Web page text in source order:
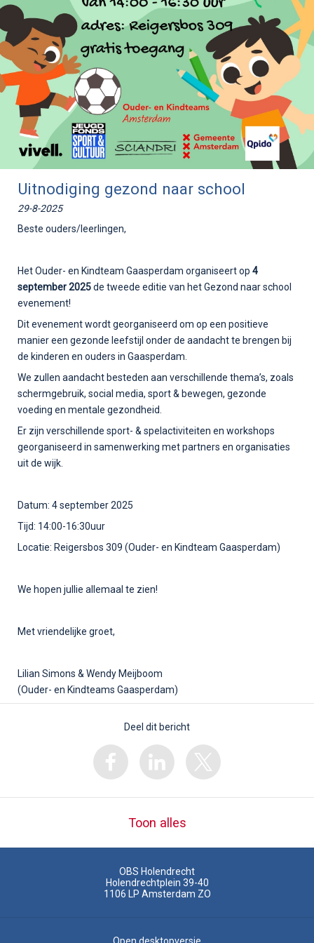
Uitnodiging gezond naar school
29-8-2025
Beste ouders/leerlingen,
Het Ouder- en Kindteam Gaasperdam organiseert op 4
september 2025de tweede editie van het Gezond naar school
evenement!
Dit evenement wordt georganiseerd om op een positieve
manier een gezonde leefstijl onder de aandacht te brengen bij
de kinderen en ouders in Gaasperdam.
We zullen aandacht besteden aan verschillende thema’s, zoals
schermgebruik, social media, sport & bewegen, gezonde
voeding en mentale gezondheid.
Er zijn verschillende sport- & spelactiviteiten en workshops
georganiseerd in samenwerking met partners en organisaties
uit de wijk.
Datum: 4 september 2025
Tijd: 14:00-16:30uur
Locatie: Reigersbos 309 (Ouder- en Kindteam Gaasperdam)
We hopen jullie allemaal te zien!
Met vriendelijke groet,
Lilian Simons & Wendy Meijboom
(Ouder- en Kindteams Gaasperdam)
Deel dit bericht
Toon alles
OBS Holendrecht
Holendrechtplein 39-40
1106 LP Amsterdam ZO
Open desktopversie